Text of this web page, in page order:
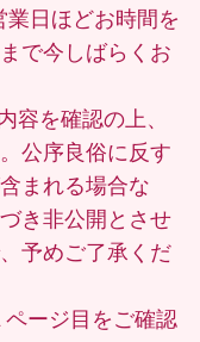
日ほどお時間を
で今しばらくお
容を確認の上、
公序良俗に反す
まれる場合な
き非公開とさせ
予めご了承くだ
ページ目 をご確認